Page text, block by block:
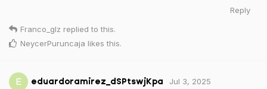
Reply
Franco_glz replied to this.
NeycerPuruncaja likes this.
E eduardoramirez_dSPtswjKpa Jul 3, 2025